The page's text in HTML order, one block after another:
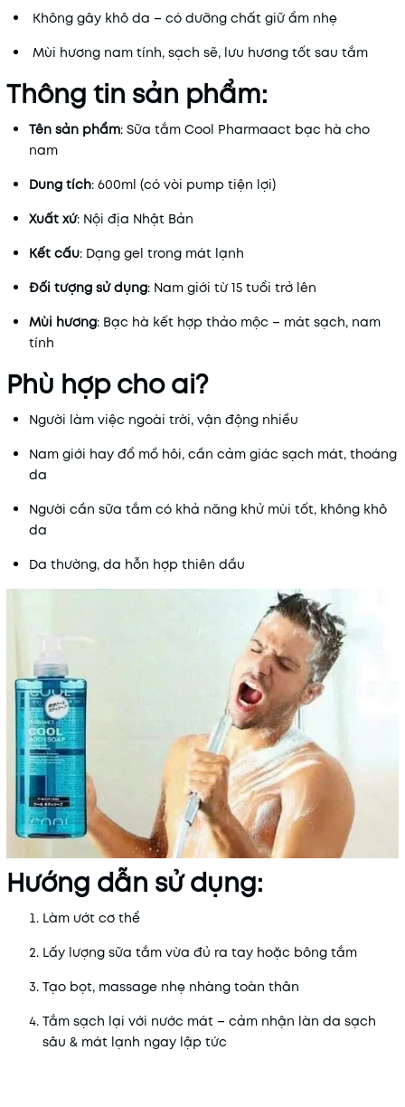
Không gây khô da – có dưỡng chất giữ ẩm nhẹ
Mùi hương nam tính, sạch sẽ, lưu hương tốt sau tắm
Thông tin sản phẩm:
Tên sản phẩm: Sữa tắm Cool Pharmaact bạc hà cho
nam
Dung tích: 600ml (có vòi pump tiện lợi)
Xuất xứ: Nội địa Nhật Bản
Kết cấu: Dạng gel trong mát lạnh
Đối tượng sử dụng: Nam giới từ 15 tuổi trở lên
Mùi hương: Bạc hà kết hợp thảo mộc – mát sạch, nam
tính
Phù hợp cho ai?
Người làm việc ngoài trời, vận động nhiều
Nam giới hay đổ mồ hôi, cần cảm giác sạch mát, thoáng
da
Người cần sữa tắm có khả năng khử mùi tốt, không khô
da
Da thường, da hỗn hợp thiên dầu
Hướng dẫn sử dụng:
Làm ướt cơ thể
Lấy lượng sữa tắm vừa đủ ra tay hoặc bông tắm
Tạo bọt, massage nhẹ nhàng toàn thân
Tắm sạch lại với nước mát – cảm nhận làn da sạch
sâu & mát lạnh ngay lập tức